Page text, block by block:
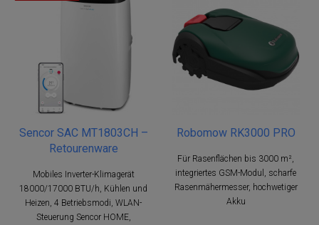
Sencor SAC MT1803CH –
Retourenware
Mobiles Inverter-Klimagerät
18000/17000 BTU/h, Kühlen und
Heizen, 4 Betriebsmodi, WLAN-
Steuerung Sencor HOME,
Robomow RK3000 PRO
Für Rasenflächen bis 3000 m²,
integriertes GSM-Modul, scharfe
Rasenmähermesser, hochwetiger
Akku